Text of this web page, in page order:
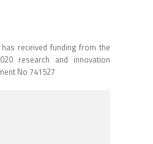
received funding from the
research and innovation
No 741527